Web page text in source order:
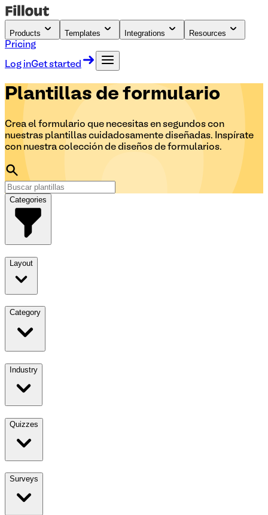
Products Templates Integrations Resources
Pricing
Log inGet started
Plantillas de formulario
Crea el formulario que necesitas en segundos con
nuestras plantillas cuidadosamente diseñadas. Inspírate
con nuestra colección de diseños de formularios.
Categories
Layout
Category
Industry
Quizzes
Surveys